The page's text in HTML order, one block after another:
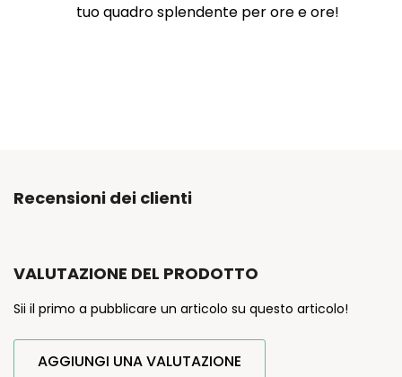
tuo quadro splendente per ore e ore!
Recensioni dei clienti
VALUTAZIONE DEL PRODOTTO
Sii il primo a pubblicare un articolo su questo articolo!
AGGIUNGI UNA VALUTAZIONE